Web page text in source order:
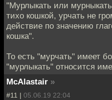
"Мурлыкать или
тихо кошкой, урчать не
действие по значению
кошка".
То есть "мурчать" имеет
"мурлыкать" относится
McAlastair »
#11 | 05.06.19 22:04